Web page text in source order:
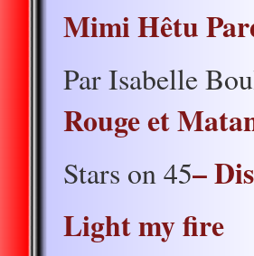
Mimi Hêtu
Par Isabelle
Rouge et
Stars on 45–
Light my fire